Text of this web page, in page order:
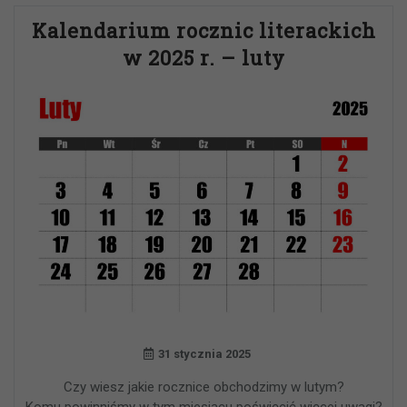
Kalendarium rocznic literackich
w 2025 r. – luty
31 stycznia 2025
Czy wiesz jakie rocznice obchodzimy w lutym?